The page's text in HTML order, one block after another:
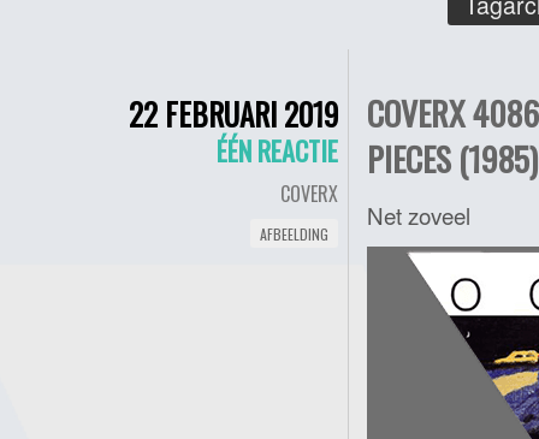
22 FEBRUARI 2019
ÉÉN REACTIE
COVERX
AFBEELDING
COVERX
PIECES (1985)
Net zoveel